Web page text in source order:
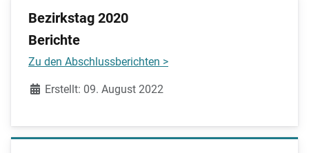
Bezirkstag 2020
Berichte
Zu den Abschlussberichten >
DetailsErstellt: 09. August 2022